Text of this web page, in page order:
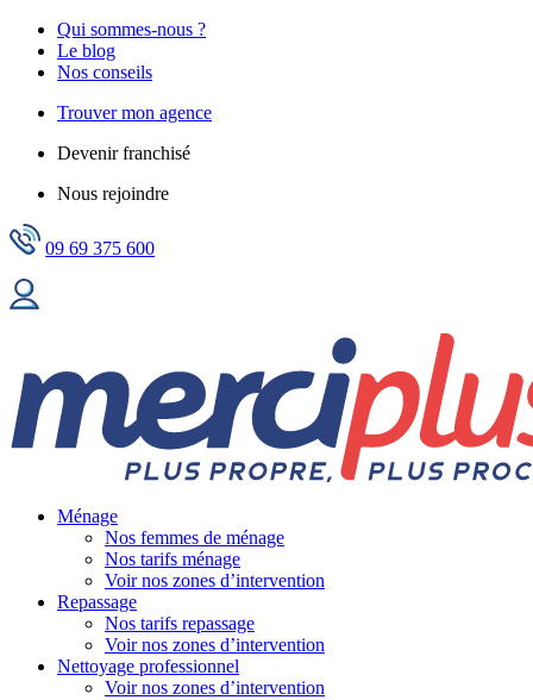
Qui sommes-nous ?
Le blog
Nos conseils
Trouver mon agence
Devenir franchisé
Nous rejoindre
09 69 375 600
Ménage
Nos femmes de ménage
Nos tarifs ménage
Voir nos zones d’intervention
Repassage
Nos tarifs repassage
Voir nos zones d’intervention
Nettoyage professionnel
Voir nos zones d’intervention